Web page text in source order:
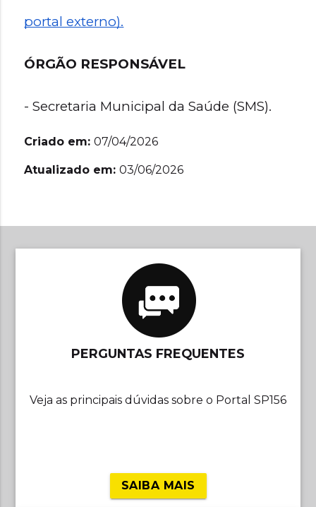
portal externo).
ÓRGÃO RESPONSÁVEL
- Secretaria Municipal da Saúde (SMS).
Criado em:07/04/2026
Atualizado em:03/06/2026
PERGUNTAS FREQUENTES
Veja as principais dúvidas sobre o Portal SP156
SAIBA MAIS